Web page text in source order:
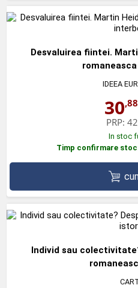
Desvaluirea fiintei.
IDEEA
30,88
PRP:
In stoc
Timp confirmare
Individ sau